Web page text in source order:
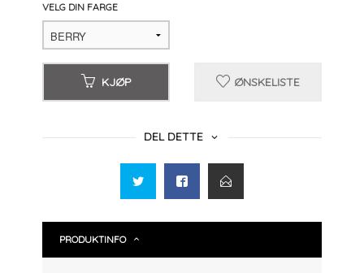
VELG DIN FARGE
KJØP ØNSKELISTE
DEL DETTE
PRODUKTINFO